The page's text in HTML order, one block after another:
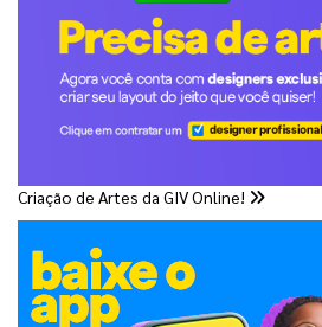
Criação de Artes da GIV Online!